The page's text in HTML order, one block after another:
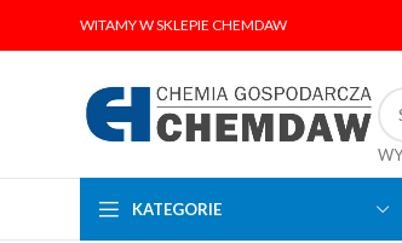
WITAMY W SKLEPIE CHEMDAW
KATEGORIE